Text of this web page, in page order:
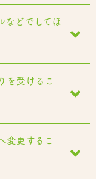
などでしてほ
を受けるこ
変更するこ